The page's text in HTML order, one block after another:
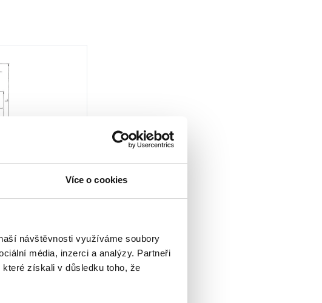
Více o cookies
návštěvnosti využíváme soubory
média, inzerci a analýzy. Partneři
získali v důsledku toho, že
podrobnosti